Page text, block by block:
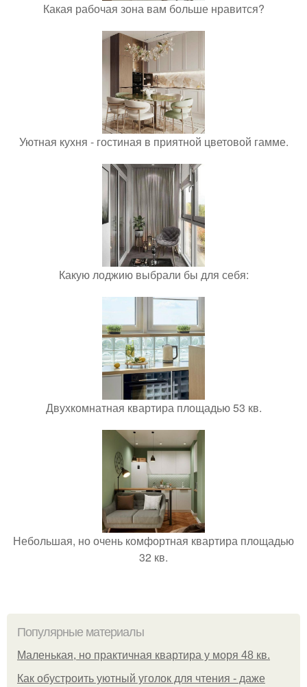
Какая рабочая зона вам больше нравится?
Уютная кухня - гостиная в приятной цветовой гамме.
Какую лоджию выбрали бы для себя:
Двухкомнатная квартира площадью 53 кв.
Небольшая, но очень комфортная квартира площадью
32 кв.
Популярные материалы
Маленькая, но практичная квартира у моря 48 кв.
Как обустроить уютный уголок для чтения - даже